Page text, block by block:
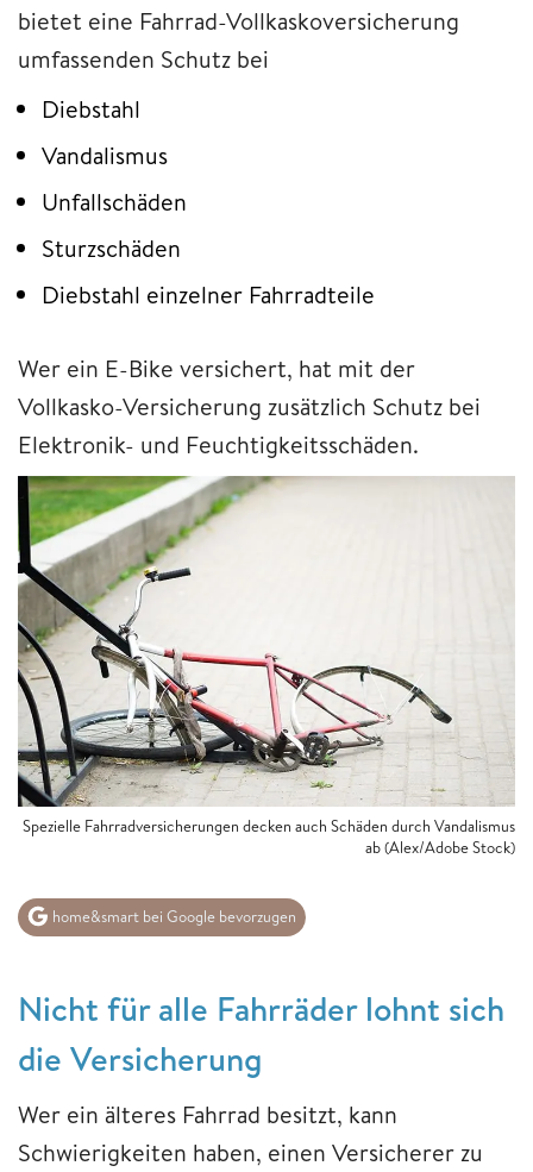
bietet eine Fahrrad-Vollkaskoversicherung
umfassenden Schutz bei
Diebstahl
Vandalismus
Unfallschäden
Sturzschäden
Diebstahl einzelner Fahrradteile
Wer ein E-Bike versichert, hat mit der
Vollkasko-Versicherung zusätzlich Schutz bei
Elektronik- und Feuchtigkeitsschäden.
Spezielle Fahrradversicherungen decken auch Schäden durch Vandalismus
ab (Alex/Adobe Stock)
home&smart bei Google bevorzugen
Nicht für alle Fahrräder lohnt sich
die Versicherung
Wer ein älteres Fahrrad besitzt, kann
Schwierigkeiten haben, einen Versicherer zu